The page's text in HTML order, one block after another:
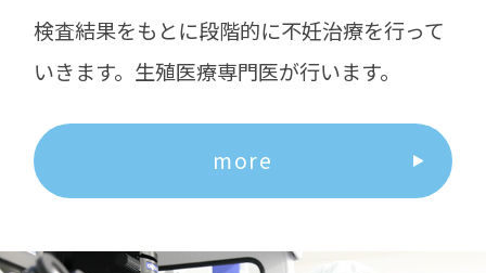
検査結果をもとに段階的に不妊治療を行って
いきます。生殖医療専門医が行います。
more